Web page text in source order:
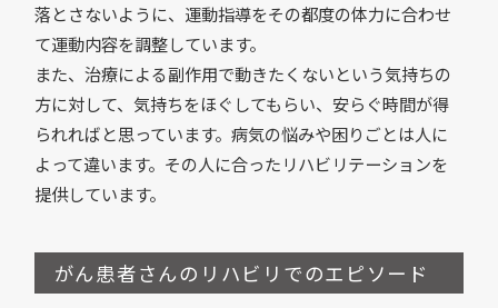
落とさないように、運動指導をその都度の体力に合わせ
て運動内容を調整しています。
また、治療による副作用で動きたくないという気持ちの
方に対して、気持ちをほぐしてもらい、安らぐ時間が得
られればと思っています。病気の悩みや困りごとは人に
よって違います。その人に合ったリハビリテーションを
提供しています。
がん患者さんのリハビリでのエピソード